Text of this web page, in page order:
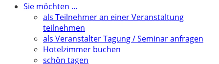
Sie möchten …
als Teilnehmer an einer Veranstaltung
teilnehmen
als Veranstalter Tagung / Seminar anfragen
Hotelzimmer buchen
schön tagen